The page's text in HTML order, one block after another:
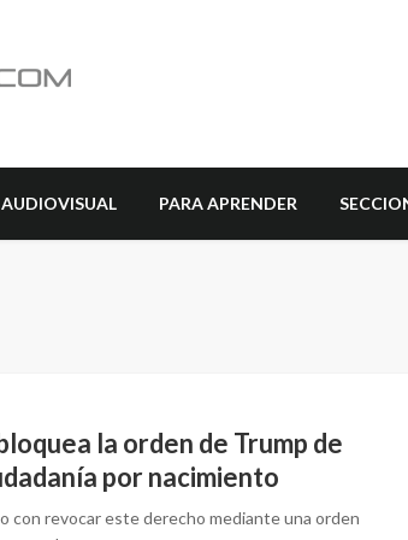
AUDIOVISUAL PARA APRENDER
la orden de Trump de
por nacimiento
con revocar este derecho mediante una orden